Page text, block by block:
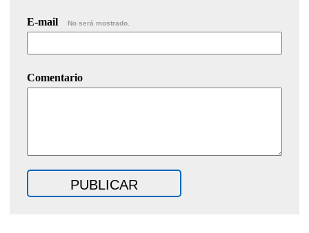
E-mail No será mostrado.
Comentario